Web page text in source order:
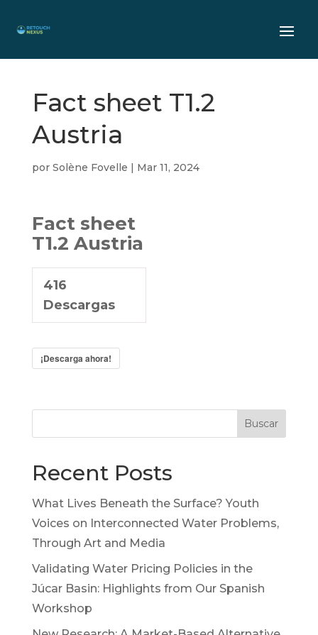
Fact sheet T1.2
Austria
por Solène Fovelle | Mar 11, 2024
Fact sheet
T1.2 Austria
416
Descargas
¡Descarga ahora!
Buscar
Recent Posts
What Lives Beneath the Surface? Youth
Voices on Interconnected Water Problems,
Through Art and Media
Validating Water Pricing Policies in the
Júcar Basin: Highlights from Our Spanish
Workshop